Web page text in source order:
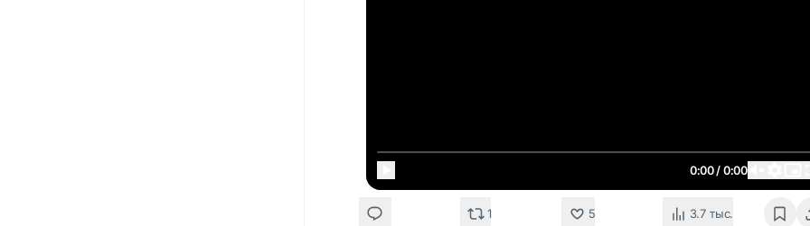
0:00 / 0:00
1 5 3.7 тыс.